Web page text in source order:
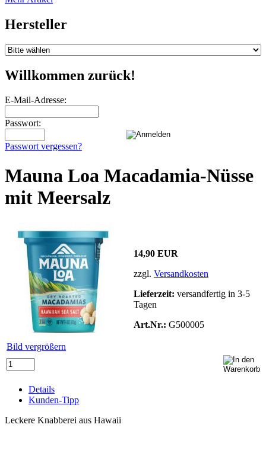
Hersteller
Willkommen zurück!
E-Mail-Adresse:
Passwort:
Passwort vergessen?
Mauna Loa Macadamia-Nüsse
mit Meersalz
Bild vergrößern
14,90 EUR
zzgl. Versandkosten
Lieferzeit: versandfertig in 3-5
Tagen
Art.Nr.: G500005
Details
Kunden-Tipp
Leckere Knabberei aus Hawaii